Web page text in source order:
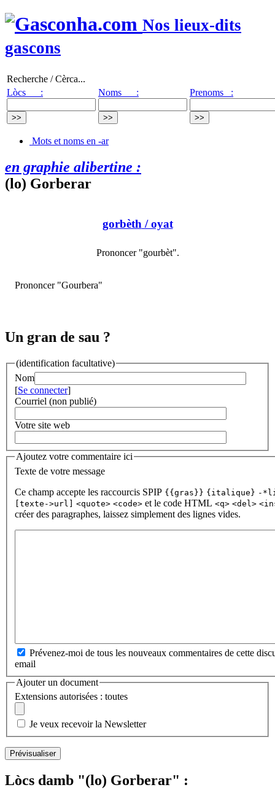
Nos lieux-dits
gascons
Recherche / Cèrca...
Lòcs :
Noms : Prenoms :
Mots et noms en -ar
en graphie alibertine :
(lo) Gorberar
gorbèth/ oyat
Prononcer "gourbèt".
Prononcer "Gourbera"
Un gran de sau ?
(identification facultative)
Nom
[Se connecter]
Courriel (non publié)
Votre site web
Ajoutez votre commentaire ici
Texte de votre message
Ce champ accepte les raccourcis SPIP {{gras}} {italique} -
[texte->url] <quote> <code> et le code HTML <q> <del>
créer des paragraphes, laissez simplement des lignes vides.
Prévenez-moi de tous les nouveaux commentaires de cette
email
Ajouter un document
Extensions autorisées : toutes
Je veux recevoir la Newsletter
Lòcs damb "(lo) Gorberar" :